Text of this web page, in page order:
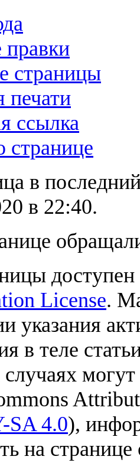
страницы
печати
ссылка
странице
в
в 22:40.
License.
указания
в теле
SA 4.0),
на